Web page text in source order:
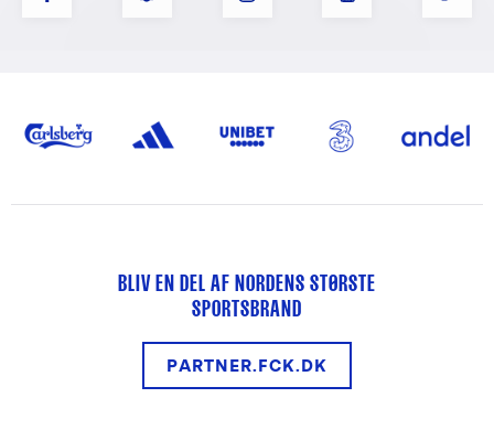
BLIV EN DEL AF NORDENS STØRSTE
SPORTSBRAND
PARTNER.FCK.DK